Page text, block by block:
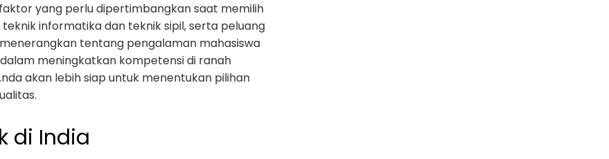
yang perlu dipertimbangkan saat memilih
informatika dan teknik sipil, serta peluang
tentang pengalaman mahasiswa
meningkatkan kompetensi di ranah
akan lebih siap untuk menentukan pilihan
di India